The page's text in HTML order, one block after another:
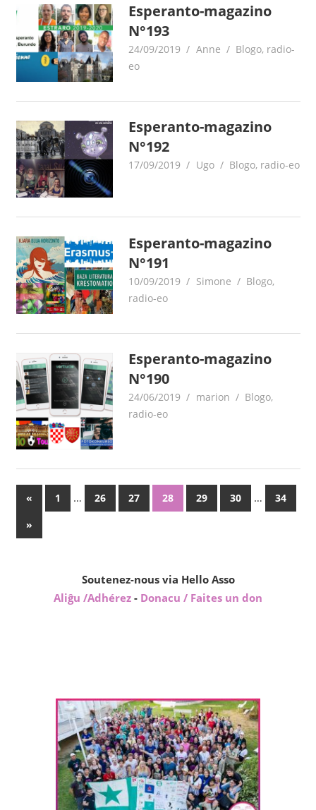
Esperanto-magazino
N°193
24/09/2019 Anne Blogo, radio-
eo
Esperanto-magazino
N°192
17/09/2019 Ugo Blogo, radio-eo
Esperanto-magazino
N°191
10/09/2019 Simone Blogo,
radio-eo
Esperanto-magazino
N°190
24/06/2019 marion Blogo,
radio-eo
Paĝnumerado
por
«Antaŭaj
afiŝoj
1 … 26 27 28 29 30 …
34
Sekvaj
afiŝoj
»
Soutenez-nous via Hello Asso
Aliĝu /Adhérez - Donacu / Faites un don